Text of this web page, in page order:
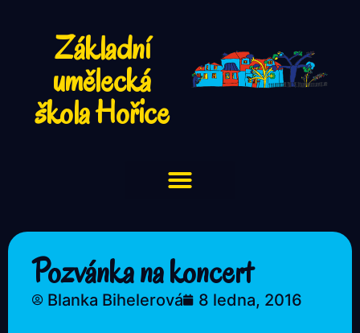
Základní
umělecká
škola Hořice
Pozvánka na koncert
Blanka Bihelerová 8 ledna, 2016